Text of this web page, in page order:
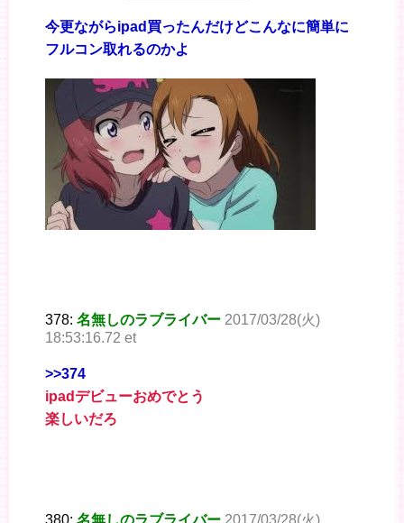
今更ながらipad買ったんだけどこんなに簡単に
フルコン取れるのかよ
378: 名無しのラブライバー 2017/03/28(火)
18:53:16.72 et
>>374
ipadデビューおめでとう
楽しいだろ
380: 名無しのラブライバー 2017/03/28(火)